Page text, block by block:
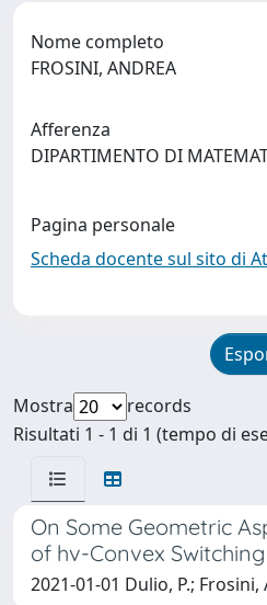
Nome completo
FROSINI, ANDREA
Afferenza
DIPARTIMENTO DI
Pagina personale
Scheda docente sul sito di
Mostra
records
Risultati 1 - 1 di 1 (tempo di
On Some Geometric
of hv-Convex
2021-01-01 Dulio, P.; Frosini,